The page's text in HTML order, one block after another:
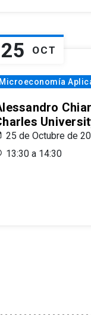
25 OCT
Microeconomía
25 de Octubre de
13:30 a 14:30